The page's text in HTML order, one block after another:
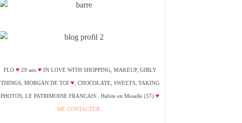
FLO ♥ 29 ans ♥ IN LOVE WITH SHOPPING, MAKEUP, GIRLY
THINGS, MORGAN DE TOI ♥ , CHOCOLATE, SWEETS, TAKING
PHOTOS, LE PATRIMOINE FRANCAIS . Habite en Moselle (57) ♥
ME CONTACTER